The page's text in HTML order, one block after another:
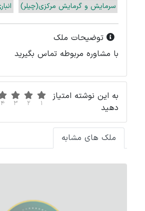
سرمایش و گرمایش مرکزی(چیلر)
توضیحات ملک
با مشاوره مربوطه تماس بگیرید
به این نوشته امتیاز
دهید
1
2
3
4
ملک های مشابه